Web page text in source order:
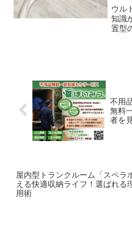
徴
ウル
知識
置型
ァ
（
不用
無料
者を
屋内型トランクルーム「スペラ
える快適収納ライフ！選ばれる
用術